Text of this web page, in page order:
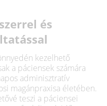
és
kezelhető
a páciensek számára
adminisztratív
magánpraxisa életében.
teszi a páciensei